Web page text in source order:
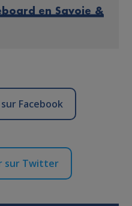
en Savoie &
Facebook
sur Twitter